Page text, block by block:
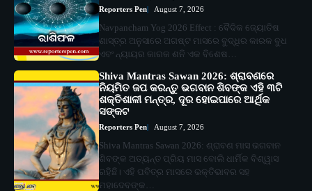
Reporters Pen August 7, 2026
Navpancham Yog 2026 Effect : ବୈଦିକ ଜ୍ୟୋତିଷ
ଶାସ୍ତ୍ର ଅନୁସାରେ ଅଗଷ୍ଟ ମାସରେ ବୁଦ୍ଧିର କାରକ ବୁଧ
ଏବଂ ନ୍ୟାୟର କାରକ ଶନି ଏକ ବିଶେଷ…
Shiva Mantras Sawan 2026: ଶ୍ରାବଣରେ
ନିୟମିତ ଜପ କରନ୍ତୁ ଭଗବାନ ଶିବଙ୍କ ଏହି ୩ଟି
ଶକ୍ତିଶାଳୀ ମନ୍ତ୍ର, ଦୂର ହୋଇପାରେ ଆର୍ଥିକ
ସଙ୍କଟ
Reporters Pen August 7, 2026
Shiva Mantras Sawan 2026: ଶ୍ରାବଣ ମାସ ଭଗବାନ
ଶିବଙ୍କ ଅତ୍ୟନ୍ତ ପ୍ରିୟ ମାସ ବୋଲି ଧାର୍ମିକ ବିଶ୍ୱାସ
ରହିଛି। ଏହି ପବିତ୍ର ମାସରେ ଭକ୍ତିଭାବର ସହ
ମହାଦେବଙ୍କ…